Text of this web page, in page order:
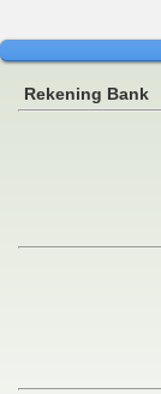
Rekening Bank